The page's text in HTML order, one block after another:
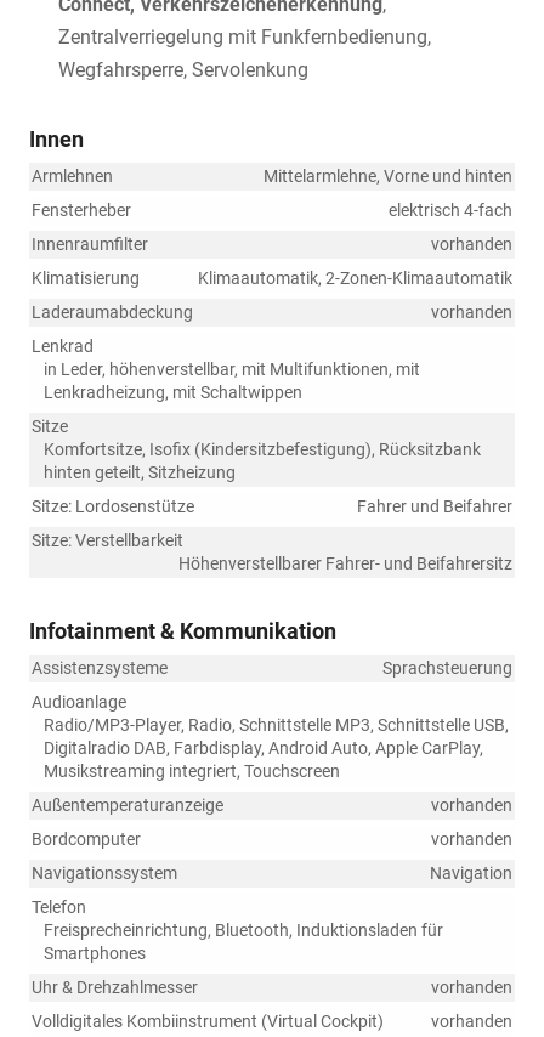
Connect, Verkehrszeichenerkennung ,
Zentralverriegelung mit Funkfernbedienung,
Wegfahrsperre, Servolenkung
Innen
Armlehnen
Mittelarmlehne, Vorne und hinten
Fensterheber
elektrisch 4-fach
Innenraumfilter
vorhanden
Klimatisierung
Klimaautomatik, 2-Zonen-Klimaautomatik
Laderaumabdeckung
vorhanden
Lenkrad
in Leder, höhenverstellbar, mit Multifunktionen, mit
Lenkradheizung, mit Schaltwippen
Sitze
Komfortsitze, Isofix (Kindersitzbefestigung), Rücksitzbank
hinten geteilt, Sitzheizung
Sitze: Lordosenstütze
Fahrer und Beifahrer
Sitze: Verstellbarkeit
Höhenverstellbarer Fahrer- und Beifahrersitz
Infotainment & Kommunikation
Assistenzsysteme
Sprachsteuerung
Audioanlage
Radio/MP3-Player, Radio, Schnittstelle MP3, Schnittstelle USB,
Digitalradio DAB, Farbdisplay, Android Auto, Apple CarPlay,
Musikstreaming integriert, Touchscreen
Außentemperaturanzeige
vorhanden
Bordcomputer
vorhanden
Navigationssystem
Navigation
Telefon
Freisprecheinrichtung, Bluetooth, Induktionsladen für
Smartphones
Uhr & Drehzahlmesser
vorhanden
Volldigitales Kombiinstrument (Virtual Cockpit)
vorhanden